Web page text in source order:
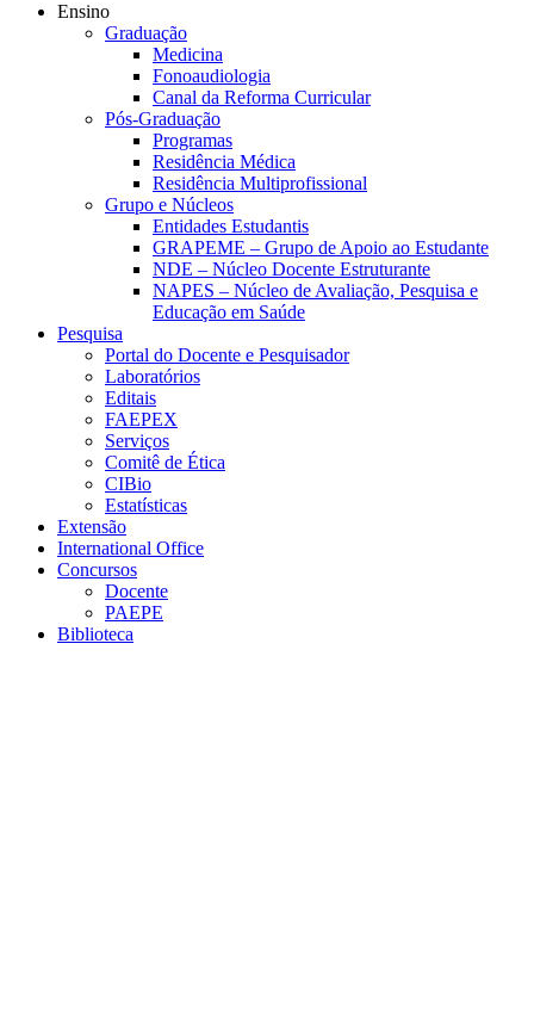
Ensino
Graduação
Medicina
Fonoaudiologia
Canal da Reforma Curricular
Pós-Graduação
Programas
Residência Médica
Residência Multiprofissional
Grupo e Núcleos
Entidades Estudantis
GRAPEME – Grupo de Apoio ao Estudante
NDE – Núcleo Docente Estruturante
NAPES – Núcleo de Avaliação, Pesquisa e
Educação em Saúde
Pesquisa
Portal do Docente e Pesquisador
Laboratórios
Editais
FAEPEX
Serviços
Comitê de Ética
CIBio
Estatísticas
Extensão
International Office
Concursos
Docente
PAEPE
Biblioteca